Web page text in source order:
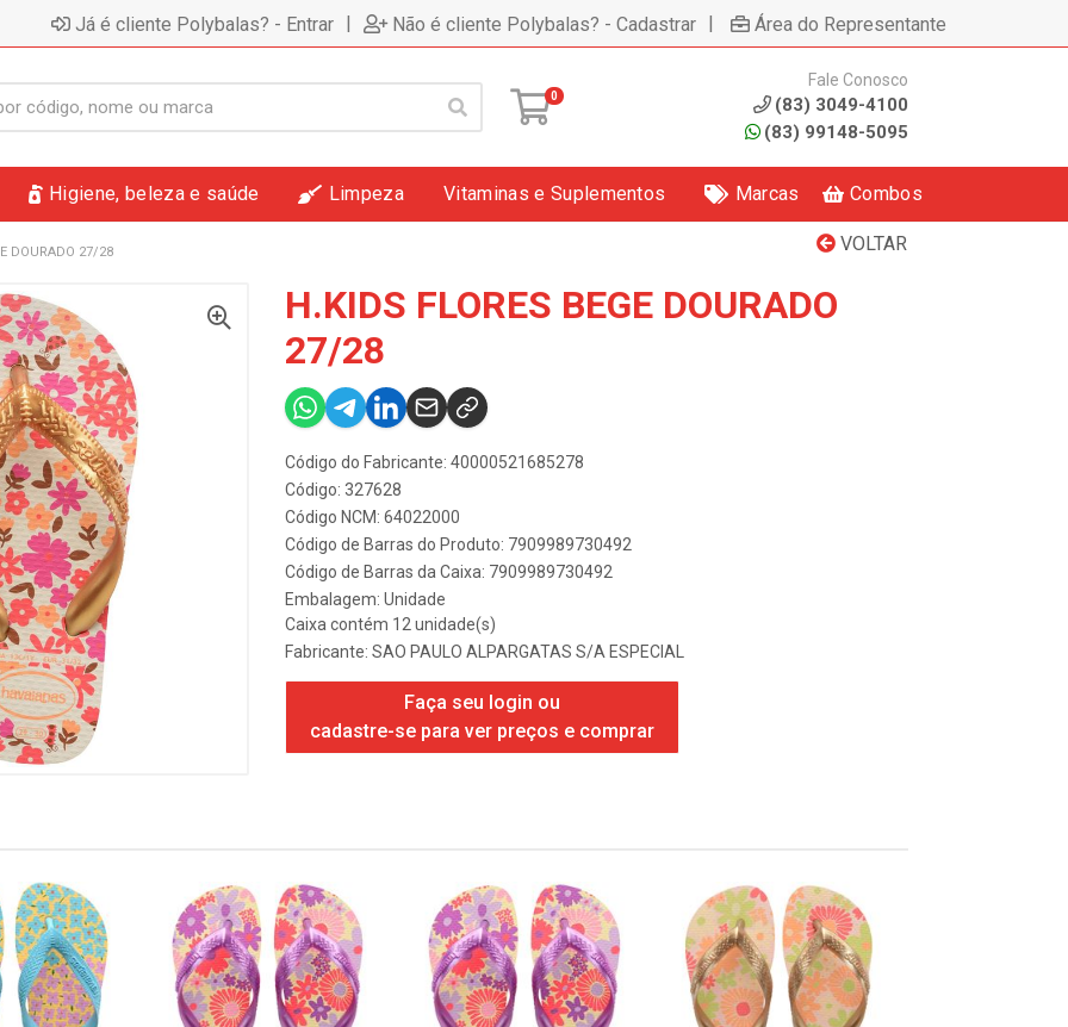
Já é cliente Polybalas? - Entrar | Não é cliente Polybalas? - Cadastrar | Área do Representante
0
Fale Conosco
(83) 3049-4100
(83) 99148-5095
Higiene, beleza e saúde Limpeza Vitaminas e Suplementos Marcas Combos
VOLTAR
DOURADO 27/28
H.KIDS FLORES BEGE DOURADO
27/28
Código do Fabricante: 40000521685278
Código: 327628
Código NCM: 64022000
Código de Barras do Produto: 7909989730492
Código de Barras da Caixa: 7909989730492
Embalagem: Unidade
Caixa contém 12 unidade(s)
Fabricante: SAO PAULO ALPARGATAS S/A ESPECIAL
Faça seu login ou
cadastre-se para ver preços e comprar